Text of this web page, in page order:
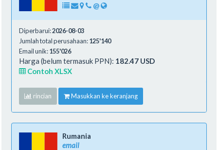
@
Diperbarui:2026-08-03
Jumlah total perusahaan:125'140
Email unik:155'026
Harga (belum termasuk PPN): 182.47 USD
Contoh XLSX
rincian Masukkan ke keranjang
Rumania
email